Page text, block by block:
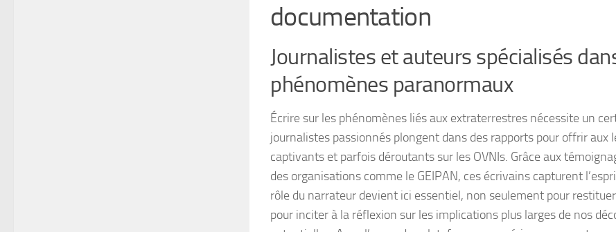
documentation
Journalistes et auteurs spécialisés
phénomènes paranormaux
Écrire sur les phénomènes liés aux extraterrestres nécessite un
journalistes passionnés plongent dans des rapports pour offrir aux
captivants et parfois déroutants sur les OVNIs. Grâce aux
des organisations comme le GEIPAN, ces écrivains capturent
rôle du narrateur devient ici essentiel, non seulement pour
pour inciter à la réflexion sur les implications plus larges de nos